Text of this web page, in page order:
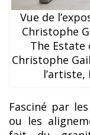
Vue de
Christophe
The Estate
Christophe
l’artiste,
Fasciné par
ou les